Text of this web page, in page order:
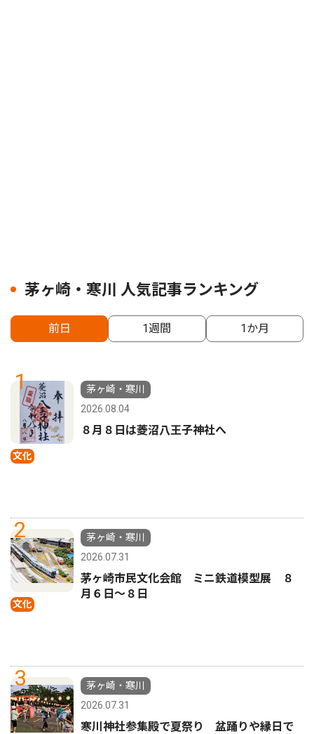
茅ヶ崎・寒川 人気記事ランキング
前日 1週間 1か月
1
文化
茅ヶ崎・寒川
2026.08.04
８月８日は菱沼八王子神社へ
2
文化
茅ヶ崎・寒川
2026.07.31
茅ヶ崎市民文化会館 ミニ鉄道模型展 ８
月６日〜８日
3
茅ヶ崎・寒川
2026.07.31
寒川神社参集殿で夏祭り 盆踊りや縁日で